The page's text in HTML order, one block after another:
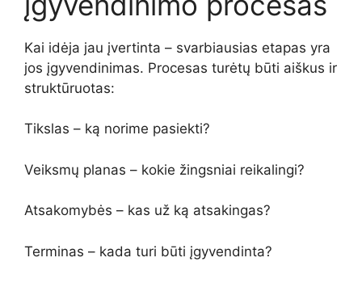
Kai idėja jau įvertinta – svarbiausias etapas yra
jos įgyvendinimas. Procesas turėtų būti aiškus ir
struktūruotas:
Tikslas – ką norime pasiekti?
Veiksmų planas – kokie žingsniai reikalingi?
Atsakomybės – kas už ką atsakingas?
Terminas – kada turi būti įgyvendinta?